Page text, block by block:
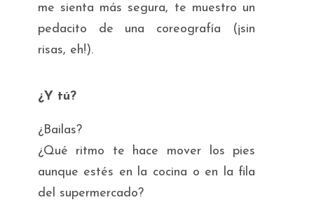
me sienta más segura, te muestro un
pedacito de una coreografía (¡sin
risas, eh!).
¿Y tú?
¿Bailas?
¿Qué ritmo te hace mover los pies
aunque estés en la cocina o en la fila
del supermercado?